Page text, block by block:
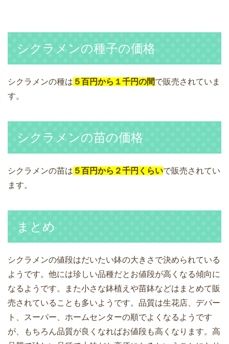
シクラメンの種子の価格
シクラメンの種は ５百円から１千円の間で販売されていま
す。
シクラメンの苗の価格
シクラメンの苗は ５百円から２千円くらいで販売されてい
ます。
まとめ
シクラメンの値段はだいたい鉢の大きさで決められている
ようです。他には珍しい品種だとお値段が高くなる傾向に
なるようです。また小さな鉢植えや苗鉢などはまとめて販
売されていることも多いようです。品質は生花店、デパー
ト、スーパー、ホームセンターの順でよくなるようです
が、もちろん品質が良くなればお値段も高くなります。高